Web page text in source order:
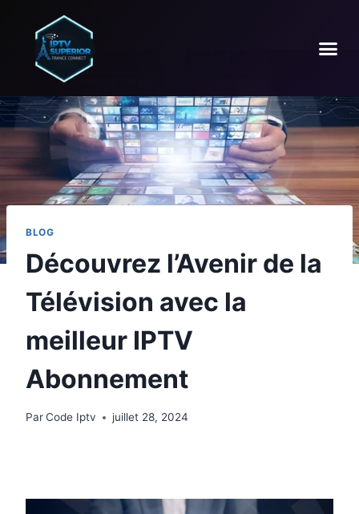
BLOG
Découvrez l’Avenir de la
Télévision avec la
meilleur IPTV
Abonnement
ParCode Iptv juillet 28, 2024